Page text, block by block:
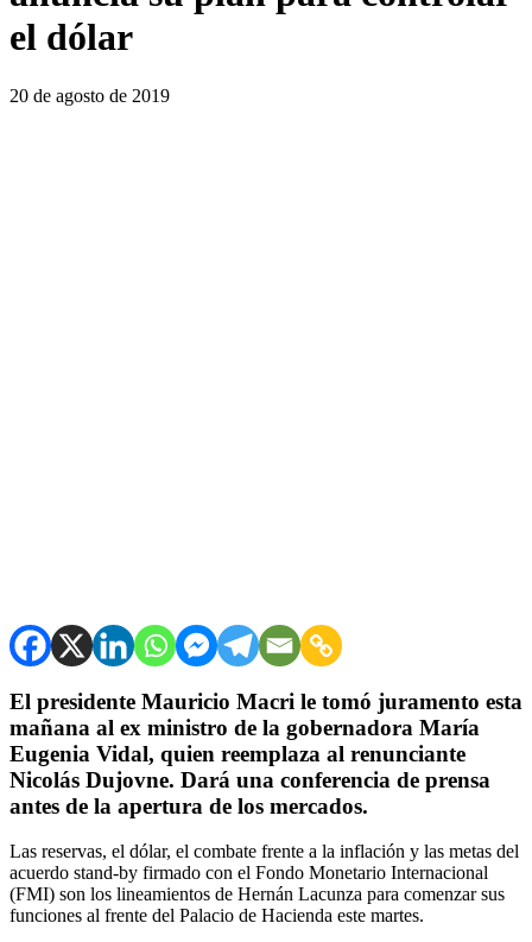
el dólar
20 de agosto de 2019
El presidente Mauricio Macri le tomó juramento esta
mañana al ex ministro de la gobernadora María
Eugenia Vidal, quien reemplaza al renunciante
Nicolás Dujovne. Dará una conferencia de prensa
antes de la apertura de los mercados.
Las reservas, el dólar, el combate frente a la inflación y las metas del
acuerdo stand-by firmado con el Fondo Monetario Internacional
(FMI) son los lineamientos de Hernán Lacunza para comenzar sus
funciones al frente del Palacio de Hacienda este martes.